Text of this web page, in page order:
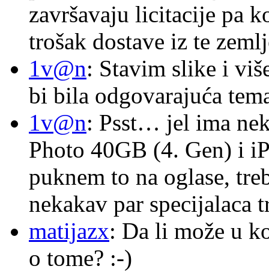
završavaju licitacije pa
trošak dostave iz te
1v@n: Stavim slike i
bi bila odgovarajuća
1v@n: Psst… jel ima
Photo 40GB (4. Gen) i
puknem to na oglase,
nekakav par
matijazx: Da li može u
o tome? :-)